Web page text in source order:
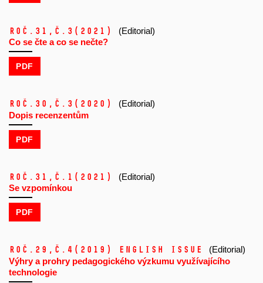
Roč.31, č.3 (2021)
(Editorial)
Co se čte a co se nečte?
PDF
Roč.30, č.3 (2020)
(Editorial)
Dopis recenzentům
PDF
Roč.31, č.1 (2021)
(Editorial)
Se vzpomínkou
PDF
Roč.29, č.4 (2019) ENGLISH ISSUE
(Editorial)
Výhry a prohry pedagogického výzkumu využívajícího
technologie